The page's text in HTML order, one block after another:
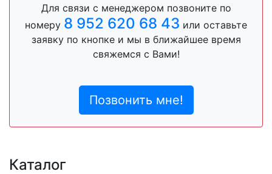
Для связи с менеджером позвоните по
номеру 8 952 620 68 43 или оставьте
заявку по кнопке и мы в ближайшее время
свяжемся с Вами!
Позвонить мне!
Каталог